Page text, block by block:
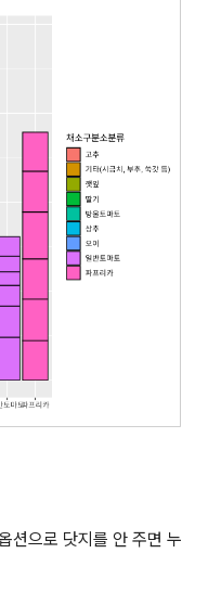
션으로 닷지를 안 주면 누